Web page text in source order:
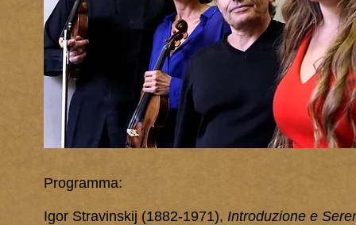
Programma:
Igor Stravinskij (1882-1971), Introduzione e